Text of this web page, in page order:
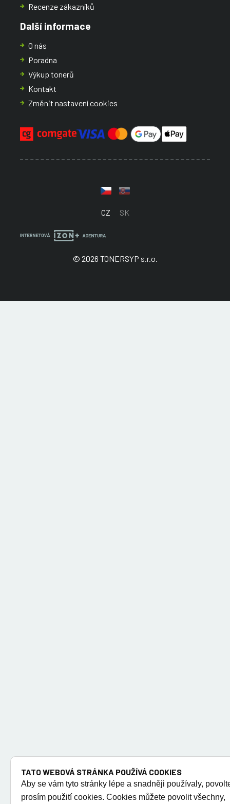
Recenze zákazníků
Další informace
O nás
Poradna
Výkup tonerů
Kontakt
Změnit nastavení cookies
CZ SK
© 2026 TONERSYP s.r.o.
TATO WEBOVÁ STRÁNKA POUŽÍVÁ COOKIES
Aby se vám tyto stránky lépe a snadněji používaly,
prosím použití cookies. Cookies můžete povolit všechny,